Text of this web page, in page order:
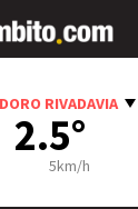
RIVADAVIA
2.5°
5km/h